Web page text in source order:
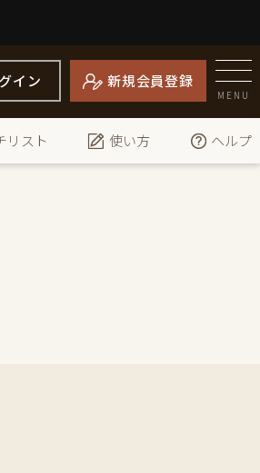
イン 新規会員登録
MENU
リスト 使い方 ヘルプ